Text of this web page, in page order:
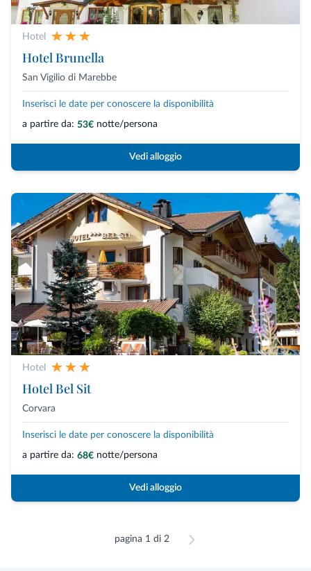
Hotel
Hotel Brunella
San Vigilio di Marebbe
Inserisci le date per conoscere la disponibilità
a partire da: 53€ notte/persona
Vedi alloggio
Hotel
Hotel Bel Sit
Corvara
Inserisci le date per conoscere la disponibilità
a partire da: 68€ notte/persona
Vedi alloggio
pagina 1 di 2